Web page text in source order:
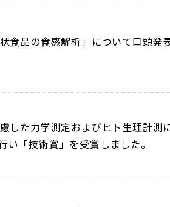
食品の食感解析」について口頭発
した力学測定およびヒト生理計測
「技術賞」を受賞しました。